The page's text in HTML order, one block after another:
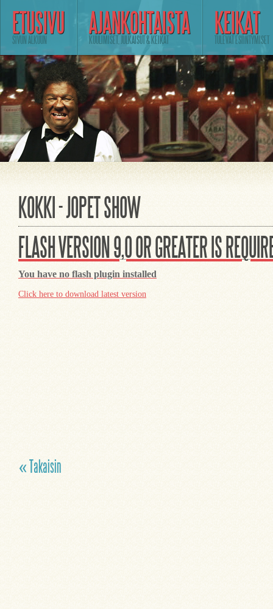
ETUSIVU
SIVUN ALKUUN
AJANKOHTAISTA
KUULIMISET, JULKAISUT & KEIKAT
KEIKAT
TULEVAT ESIINTYMISET
KOKKI - JOPET SHOW
FLASH VERSION 9,0 OR GREATER IS
You have no flash plugin installed
Click here to download latest version
« Takaisin